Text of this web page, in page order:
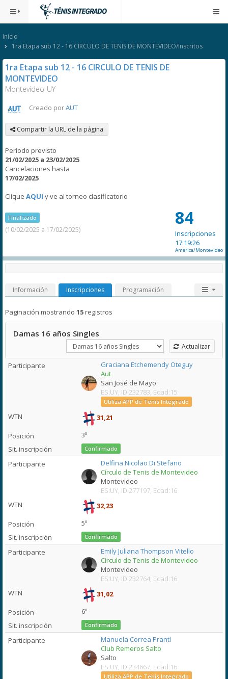
Inicio
1ra Etapa sub 12 - 16 CIRCULO DE TENIS DE MONTEVIDEO/Inscritos
1ra Etapa sub 12 - 16 CIRCULO DE TENIS DE
MONTEVIDEO
Montevideo-UY
Creado porAUT
Compartir la URL de la página
Período previsto
21/02/2025 a 23/02/2025
Cancelaciones hasta
17/02/2025
Clique AQUíy ve al torneo clasificatorio
Finalizado
(10/02/2025 a 17/02/2025)
84
Inscripciones
17:19:26
America/Montevideo
Información Inscripciones Programación
Paginación mostrando 15registros
Damas 16 años Singles
Actualizar
Graciana Etchemendy Oteguy
Aut
San José de Mayo
ES:UY, ID:232783, Edad:15
Utiliza APP de Tenis Integrado
31,21
3º
Confirmado
Delfina Nicolao Di Stefano
Círculo de Tenis de Montevideo
Montevideo
ES:UY, ID:277197, Edad:16
32,23
5º
Confirmado
Emily Juliana Thompson Vitello
Círculo de Tenis de Montevideo
Montevideo
ES:UY, ID:232764, Edad:16
31,02
6º
Confirmado
Manuela Correa Prantl
Club Remeros Salto
Salto
ES:UY, ID:234667, Edad:16
Utiliza APP de Tenis Integrado